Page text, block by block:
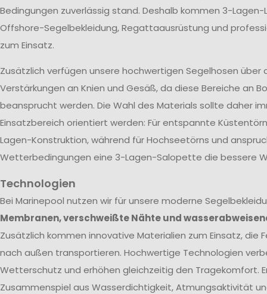
Bedingungen zuverlässig stand. Deshalb kommen 3-
Offshore-Segelbekleidung, Regattaausrüstung und
zum Einsatz.
Zusätzlich verfügen unsere hochwertigen Segelhosen über
Verstärkungen an Knien und Gesäß, da diese Bereiche an
beansprucht werden. Die Wahl des Materials sollte daher
Einsatzbereich orientiert werden: Für entspannte
Lagen-Konstruktion, während für Hochseetörns und
Wetterbedingungen eine 3-Lagen-Salopette die bessere
Technologien
Bei Marinepool nutzen wir für unsere moderne
Membranen, verschweißte Nähte und
Zusätzlich kommen innovative Materialien zum Einsatz, die
nach außen transportieren. Hochwertige Technologien
Wetterschutz und erhöhen gleichzeitig den Tragekomfort.
Zusammenspiel aus Wasserdichtigkeit, Atmungsaktivität